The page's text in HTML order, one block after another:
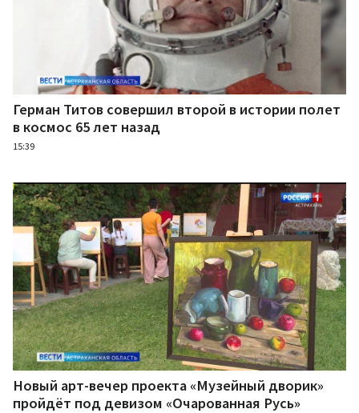
Герман Титов совершил второй в истории полет
в космос 65 лет назад
15:39
Новый арт-вечер проекта «Музейный дворик»
пройдёт под девизом «Очарованная Русь»